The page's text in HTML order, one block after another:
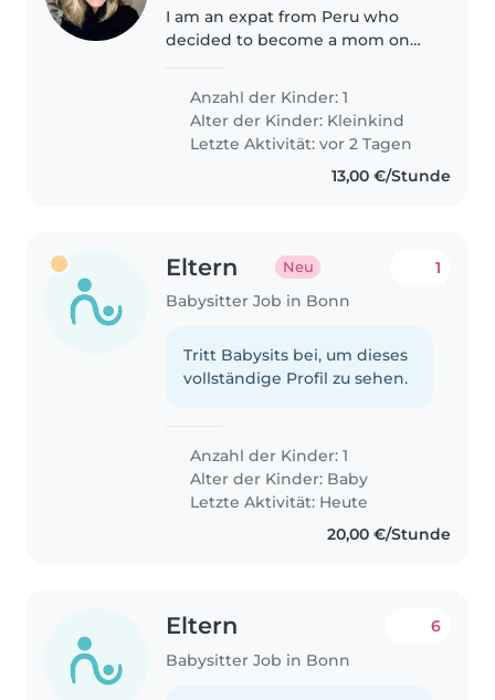
I am an expat from Peru who
decided to become a mom on
wonderful and fun little girl who
is 1 year old. I recently came..
Anzahl der Kinder: 1
Alter der Kinder: Kleinkind
Letzte Aktivität: vor 2 Tagen
13,00 €/Stunde
Eltern Neu
Babysitter Job in Bonn
1
Tritt Babysits bei, um dieses
vollständige Profil zu sehen.
Anzahl der Kinder: 1
Alter der Kinder: Baby
Letzte Aktivität: Heute
20,00 €/Stunde
Eltern
Babysitter Job in Bonn
6